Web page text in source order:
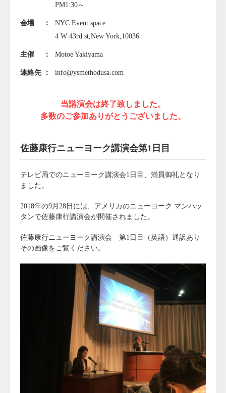
PM1:30～
会場
NYC Event space
4 W 43rd st,New York,10036
主催 Motoe Yakiyama
連絡先 info@ysmethodusa.com
当講演会は終了致しました。
多数のご参加ありがとうございました。
佐藤康行ニューヨーク講演会第1日目
テレビ局でのニューヨーク講演会1日目、満員御礼となり
ました。
2018年の9月28日には、アメリカのニューヨーク マンハッ
タンで佐藤康行講演会が開催されました。
佐藤康行ニューヨーク講演会 第1日目（英語）通訳あり
その画像をご覧ください。